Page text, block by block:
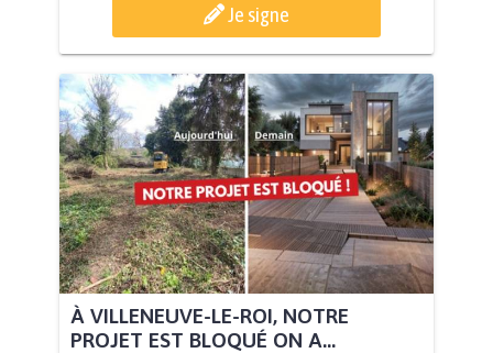
Je signe
À VILLENEUVE-LE-ROI, NOTRE
PROJET EST BLOQUÉ ON A...